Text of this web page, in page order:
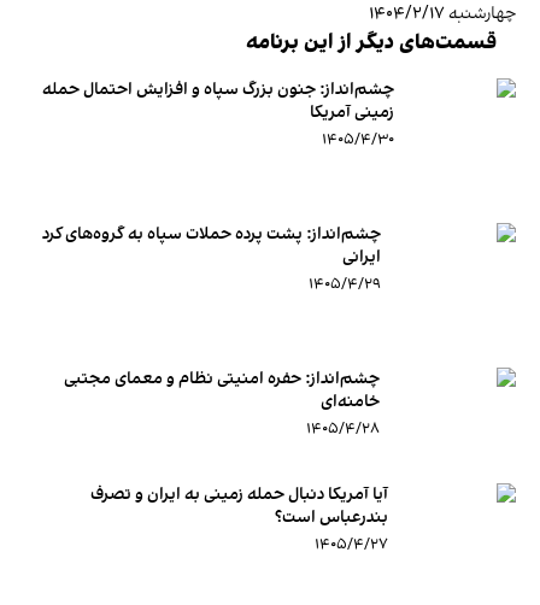
چهارشنبه ۱۴۰۴/۲/۱۷
قسمت‌های دیگر از این برنامه
چشم‌انداز: جنون بزرگ سپاه و افزایش احتمال حمله
زمینی آمریکا
۱۴۰۵/۴/۳۰
چشم‌انداز: پشت پرده حملات سپاه به گروه‌های کرد
ایرانی
۱۴۰۵/۴/۲۹
چشم‌انداز: حفره امنیتی نظام و معمای مجتبی
خامنه‌ای
۱۴۰۵/۴/۲۸
آیا آمریکا دنبال حمله زمینی به ایران و تصرف
بندرعباس است؟
۱۴۰۵/۴/۲۷